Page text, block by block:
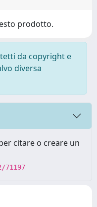
prodotto.
da copyright e
diversa
citare o creare un